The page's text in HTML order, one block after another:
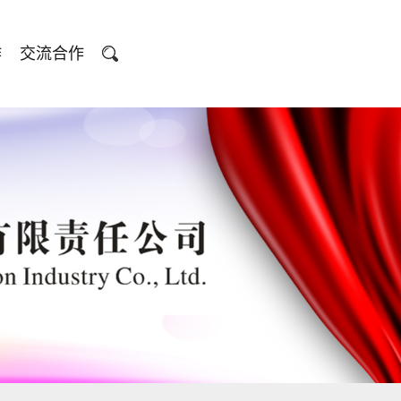
交流合作